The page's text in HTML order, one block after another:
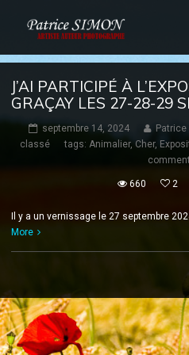
J’AI PARTICIPÉ À
GRAÇAY LES 27-28-29
septembre 14, 2024 Patrice
classé
tags: Animalier, Cher,
660 2
Il y a un vernissage le 27 septembre
More